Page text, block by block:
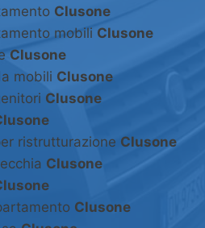
Clusone
mobili Clusone
Clusone
mobili Clusone
Clusone
ristrutturazione Clusone
Clusone
Clusone